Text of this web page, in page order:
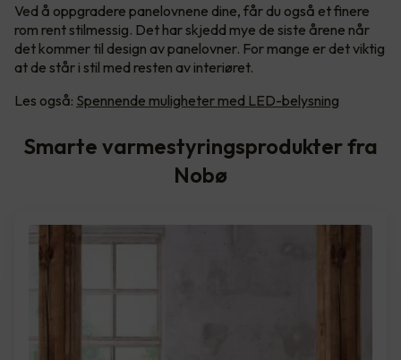
Ved å oppgradere panelovnene dine, får du også et finere
rom rent stilmessig. Det har skjedd mye de siste årene når
det kommer til design av panelovner. For mange er det viktig
at de står i stil med resten av interiøret.
Les også: Spennende muligheter med LED-belysning
Smarte varmestyringsprodukter fra
Nobø